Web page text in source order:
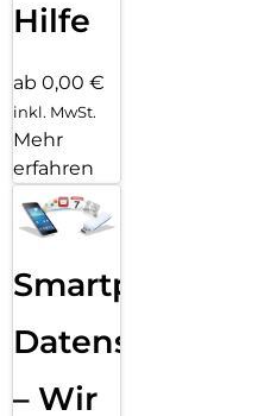
Hilfe
ab 0,00 €
inkl. MwSt.
Mehr
erfahren
Smartphone
Datensicherung
– Wir